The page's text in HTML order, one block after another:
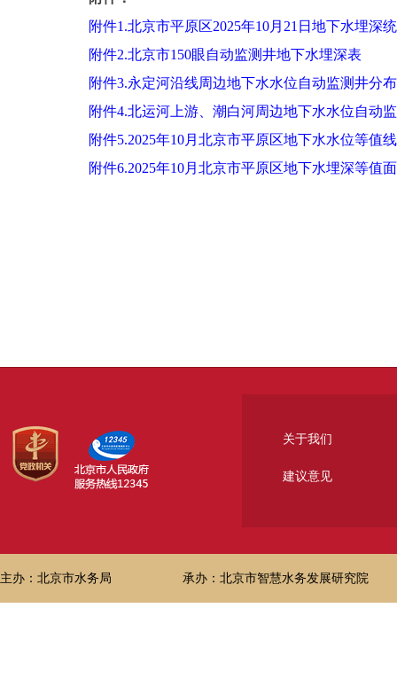
附件1.北京市平原区2025年10月21日地下水埋深
附件2.北京市150眼自动监测井地下水埋深表
附件3.永定河沿线周边地下水水位自动监测井分
附件4.北运河上游、潮白河周边地下水水位自动
附件5.2025年10月北京市平原区地下水水位等值
附件6.2025年10月北京市平原区地下水埋深等值
关于我们
建议意见
主办：北京市水务局 承办：北京市智慧水务发展研究院